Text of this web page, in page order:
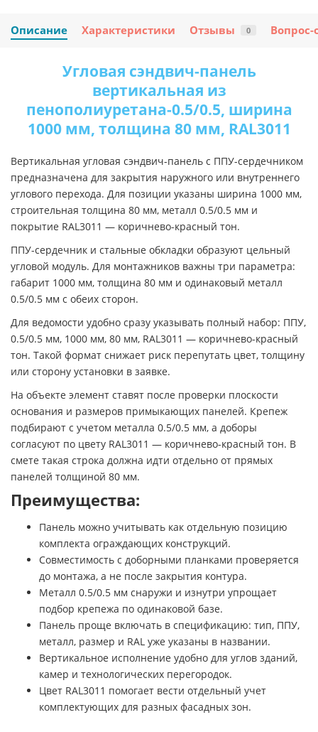
Описание Характеристики Отзывы 0 Вопрос-
Угловая сэндвич-панель
вертикальная из
пенополиуретана-0.5/0.5, ширина
1000 мм, толщина 80 мм, RAL3011
Вертикальная угловая сэндвич-панель с ППУ-сердечником
предназначена для закрытия наружного или внутреннего
углового перехода. Для позиции указаны ширина 1000 мм,
строительная толщина 80 мм, металл 0.5/0.5 мм и
покрытие RAL3011 — коричнево-красный тон.
ППУ-сердечник и стальные обкладки образуют цельный
угловой модуль. Для монтажников важны три параметра:
габарит 1000 мм, толщина 80 мм и одинаковый металл
0.5/0.5 мм с обеих сторон.
Для ведомости удобно сразу указывать полный набор: ППУ,
0.5/0.5 мм, 1000 мм, 80 мм, RAL3011 — коричнево-красный
тон. Такой формат снижает риск перепутать цвет, толщину
или сторону установки в заявке.
На объекте элемент ставят после проверки плоскости
основания и размеров примыкающих панелей. Крепеж
подбирают с учетом металла 0.5/0.5 мм, а доборы
согласуют по цвету RAL3011 — коричнево-красный тон. В
смете такая строка должна идти отдельно от прямых
панелей толщиной 80 мм.
Преимущества:
Панель можно учитывать как отдельную позицию
комплекта ограждающих конструкций.
Совместимость с доборными планками проверяется
до монтажа, а не после закрытия контура.
Металл 0.5/0.5 мм снаружи и изнутри упрощает
подбор крепежа по одинаковой базе.
Панель проще включать в спецификацию: тип, ППУ,
металл, размер и RAL уже указаны в названии.
Вертикальное исполнение удобно для углов зданий,
камер и технологических перегородок.
Цвет RAL3011 помогает вести отдельный учет
комплектующих для разных фасадных зон.